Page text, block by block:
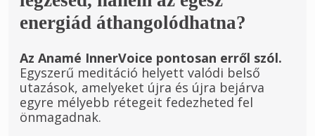
energiád áthangolódhatna?
Az Anamé InnerVoice pontosan erről szól.
Egyszerű meditáció helyett valódi belső
utazások, amelyeket újra és újra bejárva
egyre mélyebb rétegeit fedezheted fel
önmagadnak.